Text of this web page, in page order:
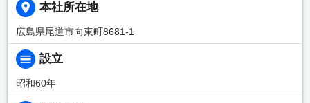
本社所在地
広島県尾道市向東町8681-1
設立
昭和60年